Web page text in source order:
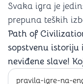
Svaka igra je
prepuna teških
Path of
sopstvenu istoriju
neviđene slave!
pravila-igre-na-